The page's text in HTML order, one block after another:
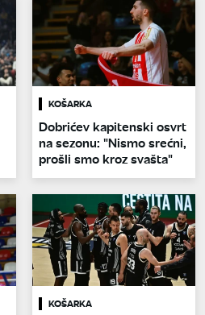
KOŠARKA
Dobrićev kapitenski osvrt
na sezonu: "Nismo srećni,
prošli smo kroz svašta"
KOŠARKA